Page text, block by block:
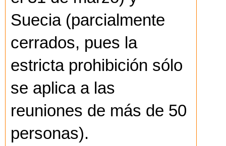
Suecia (parcialmente
cerrados, pues la
estricta prohibición sólo
se aplica a las
reuniones de más de 50
personas).